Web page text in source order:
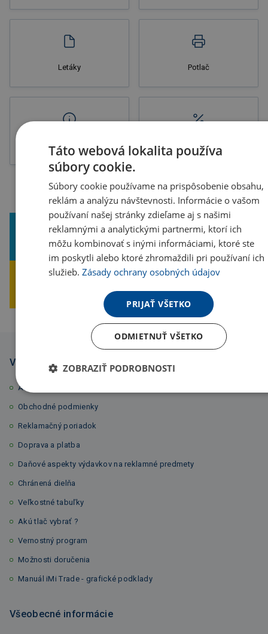
Letáky Potlač
Novinky Výpredaj
Široká ponuka tovaru Dlhoročná tradícia
Bezpečný nákup
Všetko o nákupe
Ako nakupovať ?
Obchodné podmienky
Reklamačný poriadok
Doprava a platba
Daňové aspekty výdavkov na reklamné predmety
Chránená dielňa
Veľkostné tabuľky
Akú tlač vybrať ?
Vernostný program
Možnosti doručenia
Manuál iMi Trade - grafické podklady
Všeobecné informácie
Táto webová lokalita používa
súbory cookie.
Súbory cookie používame na prispôsobenie obsahu,
reklám a analýzu návštevnosti. Informácie o vašom
používaní našej stránky zdieľame aj s našimi
reklamnými a analytickými partnermi, ktorí ich
môžu kombinovať s inými informáciami, ktoré ste
im poskytli alebo ktoré zhromaždili pri používaní ich
služieb.Zásady ochrany osobných údajov
PRIJAŤ VŠETKO
ODMIETNUŤ VŠETKO
ZOBRAZIŤ PODROBNOSTI